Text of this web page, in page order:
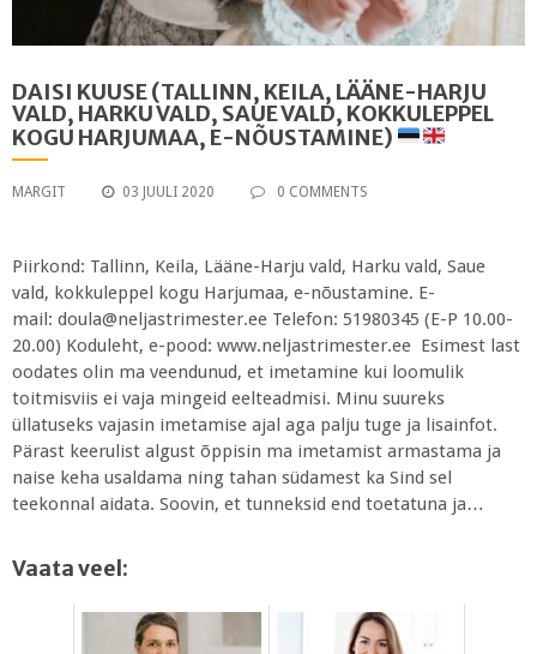
DAISI KUUSE (TALLINN, KEILA, LÄÄNE-HARJU
VALD, HARKU VALD, SAUE VALD, KOKKULEPPEL
KOGU HARJUMAA, E-NÕUSTAMINE)
MARGIT 03 JUULI 2020 0 COMMENTS
Piirkond: Tallinn, Keila, Lääne-Harju vald, Harku vald, Saue
vald, kokkuleppel kogu Harjumaa, e-nõustamine. E-
mail: doula@neljastrimester.ee Telefon: 51980345 (E-P 10.00-
20.00) Koduleht, e-pood: www.neljastrimester.ee Esimest last
oodates olin ma veendunud, et imetamine kui loomulik
toitmisviis ei vaja mingeid eelteadmisi. Minu suureks
üllatuseks vajasin imetamise ajal aga palju tuge ja lisainfot.
Pärast keerulist algust õppisin ma imetamist armastama ja
naise keha usaldama ning tahan südamest ka Sind sel
teekonnal aidata. Soovin, et tunneksid end toetatuna ja…
Vaata veel: